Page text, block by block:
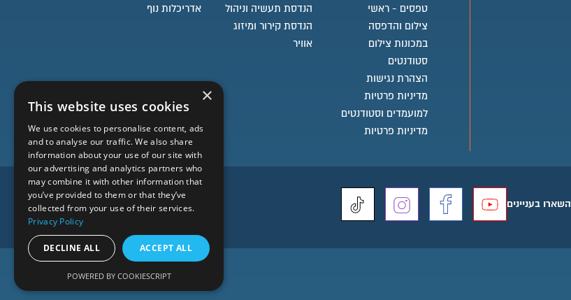
טפסים - ראשי
צילום והדפסה
במכונות צילום
סטודנטים
הצהרת נגישות
מדיניות פרטיות
למועמדים וסטודנטים
מדיניות פרטיות
הנדסת תעשיה וניהול
הנדסת קירור ומיזוג
אוויר
אדריכלות נוף
השארו בעניינים
×
This website uses cookies
We use cookies to personalise content, ads
and to analyse our traffic. We also share
information about your use of our site with
our advertising and analytics partners who
may combine it with other information that
you’ve provided to them or that they’ve
collected from your use of their services.
Privacy Policy
ACCEPT ALL
DECLINE ALL
POWERED BY COOKIESCRIPT